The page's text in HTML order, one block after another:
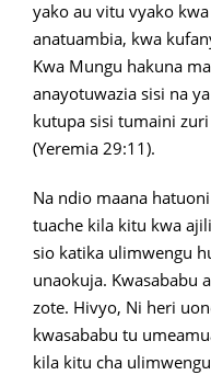
yako au vitu vyako
anatuambia, kwa
Kwa Mungu hakuna
anayotuwazia sisi na
kutupa sisi tumaini
(Yeremia 29:11).
Na ndio maana
tuache kila kitu kwa
sio katika ulimwengu
unaokuja. Kwasababu
zote. Hivyo, Ni heri
kwasababu tu
kila kitu cha